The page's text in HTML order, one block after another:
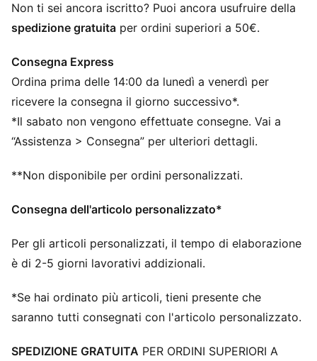
DETTAGLI
Vestibilità regolare
Girocollo
Lunghezza regolare
Pannelli laterali e sotto le ascelle curvi
Dettagli del marchio ufficiale della squadra
100% poliestere
Non ti sei ancora iscritto? Puoi ancora usufruire della
spedizione gratuita per ordini superiori a 50€.
Consegna Express
Ordina prima delle 14:00 da lunedì a venerdì per
ricevere la consegna il giorno successivo*.
*Il sabato non vengono effettuate consegne. Vai a
“Assistenza > Consegna” per ulteriori dettagli.
**Non disponibile per ordini personalizzati.
Consegna dell'articolo personalizzato*
Per gli articoli personalizzati, il tempo di elaborazione
è di 2-5 giorni lavorativi addizionali.
*Se hai ordinato più articoli, tieni presente che
saranno tutti consegnati con l'articolo personalizzato.
SPEDIZIONE GRATUITA PER ORDINI SUPERIORI A